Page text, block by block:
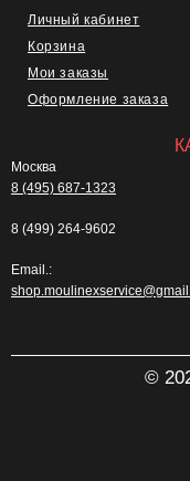
Личный кабинет
Корзина
Мои заказы
Оформление заказа
Москва
8 (495) 687-1323
8 (499) 264-9602
Email.:
©